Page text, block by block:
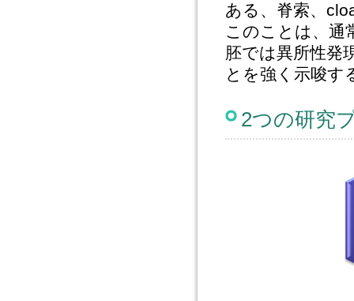
ある、脊索、
このことは、通
胚では異所性発
とを強く示唆す
2つの研究